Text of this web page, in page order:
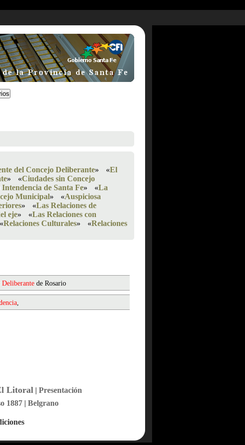
del Concejo Deliberante» «El
» «Ciudades sin Concejo
de Santa Fe» «La
Municipal» «Auspiciosa
» «Las Relaciones de
eje» «Las Relaciones con
«Relaciones Culturales» «Relaciones
Deliberante de Rosario
,
Litoral | Presentación
1887| Belgrano